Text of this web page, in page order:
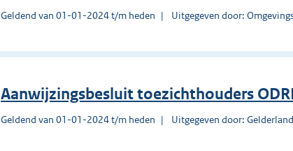
Geldend van 01-01-2024 t/m heden Uitgegeven door:
Aanwijzingsbesluit toezichthouders
Geldend van 01-01-2024 t/m heden Uitgegeven door: Gelderland